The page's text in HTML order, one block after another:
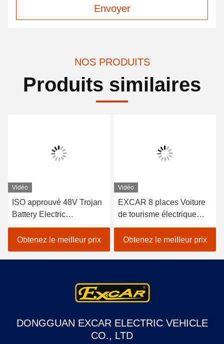
Envoyer
NOS PRODUITS
Produits similaires
Vidéo
ISO approuvé 48V Trojan
Battery Electric
Sightseeing Passenger
Car avec contrôleur Curtis
pour un fonctionnement
économe en énergie dans
Obtenez le meilleur prix
Vidéo
EXCAR 8 places Voiture
de tourisme électrique
blanche touristique avec
chargeur 17AH, adapté
aux zones urbaines et de
villégiature
Obtenez le meilleur prix
DONGGUAN EXCAR ELECTRIC VEHICLE
CO., LTD